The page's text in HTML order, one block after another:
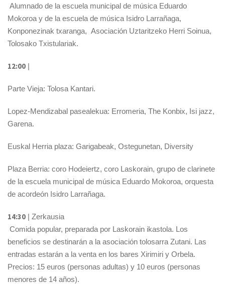
Alumnado de la escuela municipal de música Eduardo
Mokoroa y de la escuela de música Isidro Larrañaga,
Konponezinak txaranga, Asociación Uztaritzeko Herri Soinua,
Tolosako Txistulariak.
12:00 |
Parte Vieja: Tolosa Kantari.
Lopez-Mendizabal pasealekua: Erromeria, The Konbix, Isi jazz,
Garena.
Euskal Herria plaza: Garigabeak, Ostegunetan, Diversity
Plaza Berria: coro Hodeiertz, coro Laskorain, grupo de clarinete
de la escuela municipal de música Eduardo Mokoroa, orquesta
de acordeón Isidro Larrañaga.
14:30 | Zerkausia
Comida popular, preparada por Laskorain ikastola. Los
beneficios se destinarán a la asociación tolosarra Zutani. Las
entradas estarán a la venta en los bares Xirimiri y Orbela.
Precios: 15 euros (personas adultas) y 10 euros (personas
menores de 14 años).